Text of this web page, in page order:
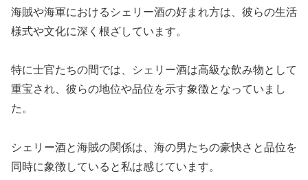
海賊や海軍におけるシェリー酒の好まれ方は、彼らの生活
様式や文化に深く根ざしています。
特に士官たちの間では、シェリー酒は高級な飲み物として
重宝され、彼らの地位や品位を示す象徴となっていまし
た。
シェリー酒と海賊の関係は、海の男たちの豪快さと品位を
同時に象徴していると私は感じています。